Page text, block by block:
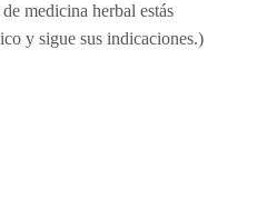
medicina herbal estás
y sigue sus indicaciones.)